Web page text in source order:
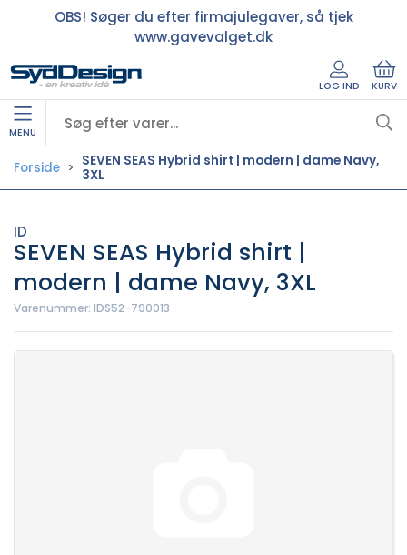
OBS! Søger du efter firmajulegaver, så tjek
www.gavevalget.dk
LOG IND KURV
MENU
Forside
SEVEN SEAS Hybrid shirt | modern | dame Navy,
3XL
ID
SEVEN SEAS Hybrid shirt |
modern | dame Navy, 3XL
Varenummer: IDS52-790013